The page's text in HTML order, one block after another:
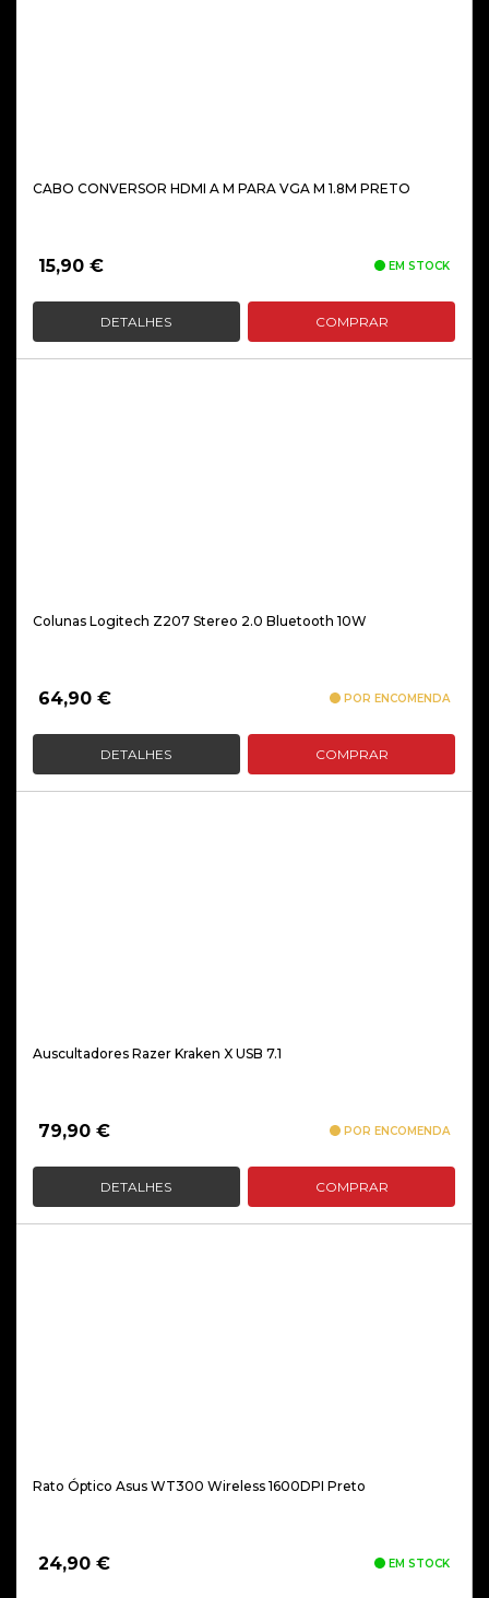
CABO CONVERSOR HDMI A M PARA VGA M 1.8M PRETO
15,90 € EM STOCK
DETALHES COMPRAR
Colunas Logitech Z207 Stereo 2.0 Bluetooth 10W
64,90 € POR ENCOMENDA
DETALHES COMPRAR
Auscultadores Razer Kraken X USB 7.1
79,90 € POR ENCOMENDA
DETALHES COMPRAR
Rato Óptico Asus WT300 Wireless 1600DPI Preto
24,90 € EM STOCK